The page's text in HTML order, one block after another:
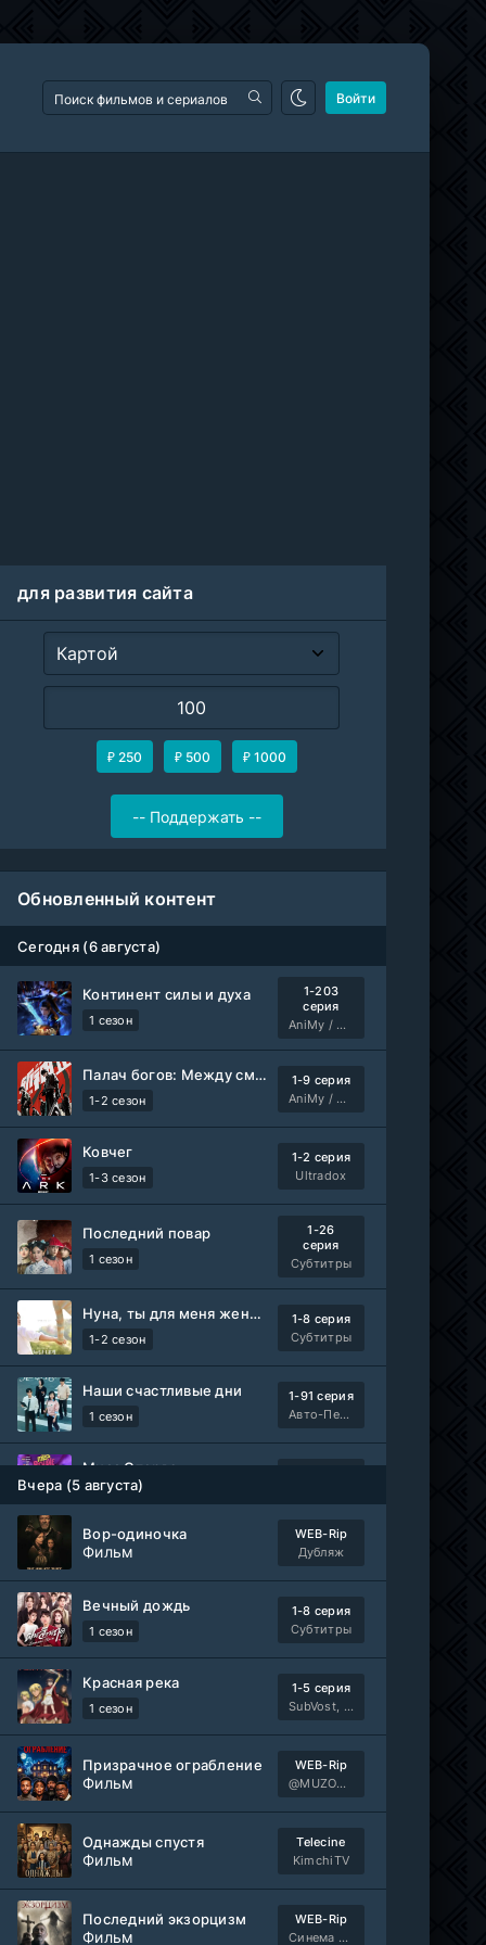
Войти
для развития сайта
₽ 250 ₽ 500 ₽ 1000
Обновленный контент
Сегодня (6 августа)
Континент силы и духа
1 сезон
1-203
серия
AniMy / RuChiMe
Палач богов: Между смертным и божественным царством 2
1-2 сезон
1-9 серия
AniMy / RuChiMe
Ковчег
1-3 сезон
1-2 серия
Ultradox
Последний повар
1 сезон
1-26
серия
Субтитры
Нуна, ты для меня женщина 2
1-2 сезон
1-8 серия
Субтитры
Наши счастливые дни
1 сезон
1-91 серия
Авто-Перевод
Мисс Стерва
1 сезон
Жизнь в чужих мечтах
WEB-DL
AlphaProject
1-40
серия
AniMy / RuChiMe
1 сезон
1-7 серия
Один на один: Австралия
1-4 сезон
1-5 серия
Связанные судьбой
1 сезон
1-110
серия
Вчера (5 августа)
Вор-одиночка
Фильм
WEB-Rip
Дубляж
Вечный дождь
1 сезон
1-8 серия
Субтитры
Красная река
1 сезон
1-5 серия
SubVost, Манипулятор, AnimeVost, Dream Cast
Призрачное ограбление
Фильм
WEB-Rip
@MUZOBOZ@
Однажды спустя
Фильм
Telecine
KimchiTV
Последний экзорцизм
Фильм
WEB-Rip
Синема УС